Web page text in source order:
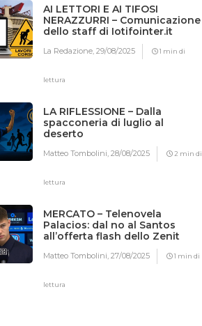
AI LETTORI E AI TIFOSI
NERAZZURRI – Comunicazione
dello staff di Iotifointer.it
La Redazione,29/08/2025 1 min di
lettura
LA RIFLESSIONE – Dalla
spacconeria di luglio al
deserto
Matteo Tombolini,28/08/2025 2 min di
lettura
MERCATO – Telenovela
Palacios: dal no al Santos
all’offerta flash dello Zenit
Matteo Tombolini,27/08/2025 1 min di
lettura